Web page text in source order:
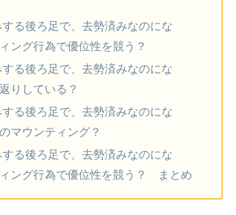
る後ろ足で、去勢済みなのにな
ング行為で優位性を競う？
る後ろ足で、去勢済みなのにな
りしている？
る後ろ足で、去勢済みなのにな
マウンティング？
る後ろ足で、去勢済みなのにな
ング行為で優位性を競う？ まとめ